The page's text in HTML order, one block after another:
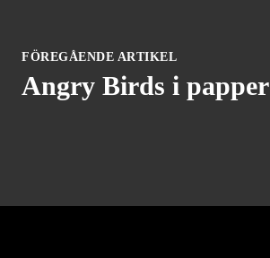
FÖREGÅENDE ARTIKEL
Angry Birds i papper